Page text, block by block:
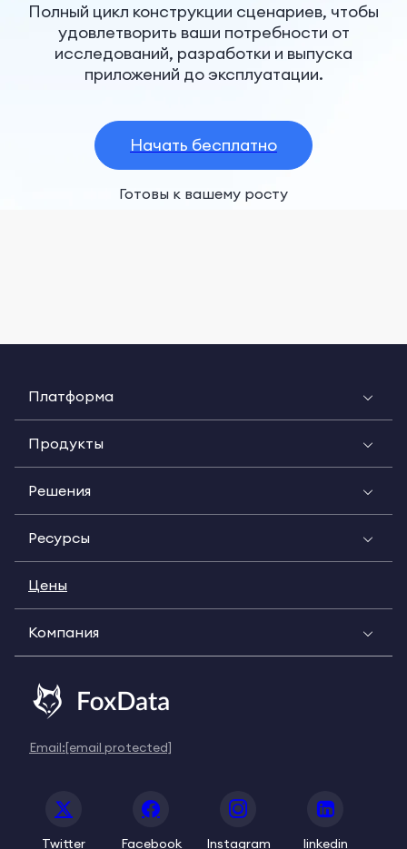
Полный цикл конструкции сценариев, чтобы
удовлетворить ваши потребности от
исследований, разработки и выпуска
приложений до эксплуатации.
Начать бесплатно
Готовы к вашему росту
Платформа
Продукты
Решения
Ресурсы
Цены
Компания
Email:[email protected]
Twitter Facebook Instagram linkedin